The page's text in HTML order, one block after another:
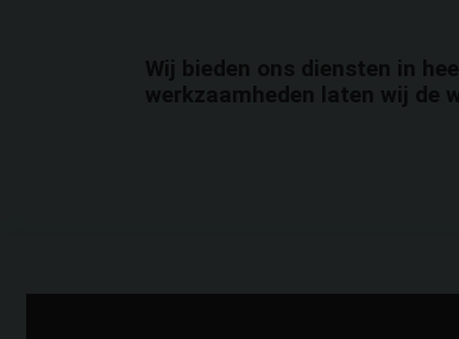
Wij bieden ons diensten in
werkzaamheden laten wij de